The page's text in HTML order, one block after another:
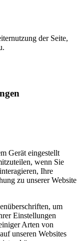
der Seite,
Gerät eingestellt
wenn Sie
Ihre
zu unserer Website
um
Einstellungen
Arten von
unseren Websites